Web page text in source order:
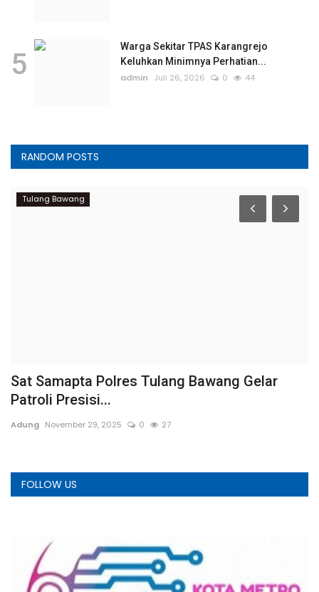
5
Warga Sekitar TPAS Karangrejo
Keluhkan Minimnya Perhatian...
admin
Juli 26, 2026 0 44
RANDOM POSTS
Tulang Bawang
Sat Samapta Polres Tulang Bawang Gelar
Patroli Presisi...
Adung November 29, 2025 0 27
FOLLOW US